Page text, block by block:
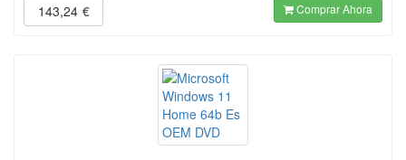
143,24 € Comprar Ahora